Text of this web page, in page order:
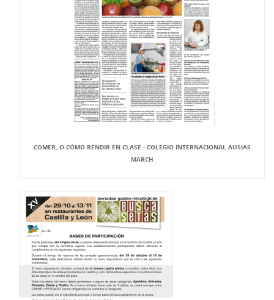
COMER, O CÓMO RENDIR EN CLASE - COLEGIO INTERNACIONAL AUSIAS
MARCH